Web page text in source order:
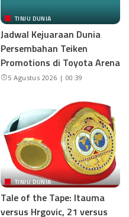
TINJU DUNIA
Jadwal Kejuaraan Dunia
Persembahan Teiken
Promotions di Toyota Arena
5 Agustus 2026 | 00:39
TINJU DUNIA
Tale of the Tape: Itauma
versus Hrgovic, 21 versus